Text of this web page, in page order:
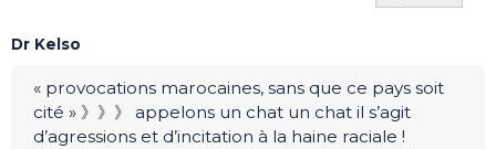
Dr Kelso
« provocations marocaines, sans que ce pays soit
cité » 》》》 appelons un chat un chat il s’agit
d’agressions et d’incitation à la haine raciale !